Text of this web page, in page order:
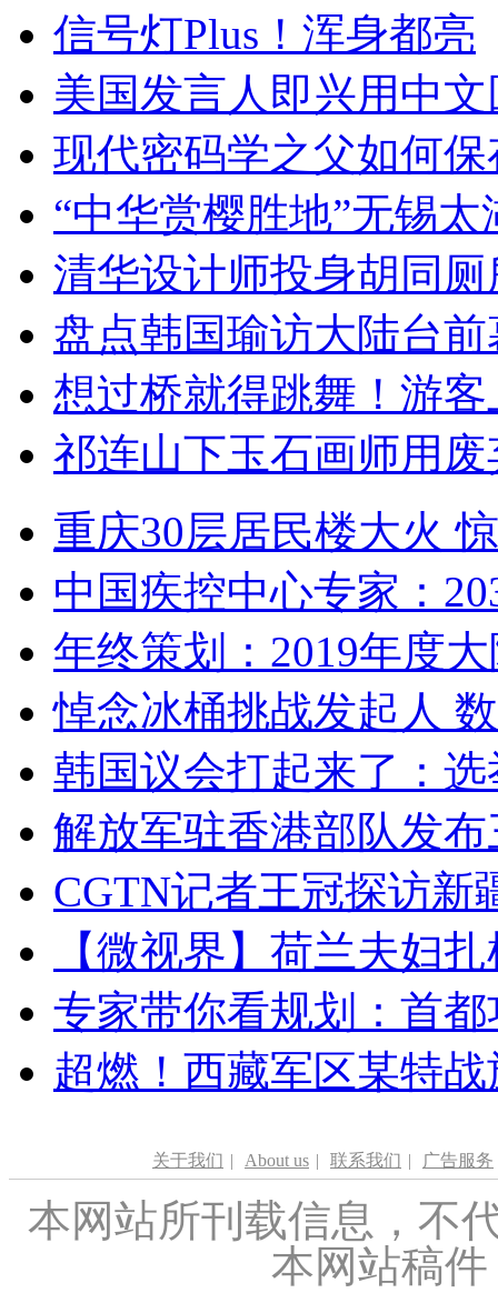
信号灯Plus！浑身都亮
美国发言人即兴用中
现代密码学之父如何
“中华赏樱胜地”无锡
清华设计师投身胡同
盘点韩国瑜访大陆台
想过桥就得跳舞！游客
祁连山下玉石画师用
重庆30层居民楼大火
中国疾控中心专家：
年终策划：2019年度
悼念冰桶挑战发起人
韩国议会打起来了：
解放军驻香港部队发
CGTN记者王冠探访新
【微视界】荷兰夫妇
专家带你看规划：首
超燃！西藏军区某特
关于我们 | About us | 联系我们 | 广告服务
本网站所刊载信息，不
本网站稿